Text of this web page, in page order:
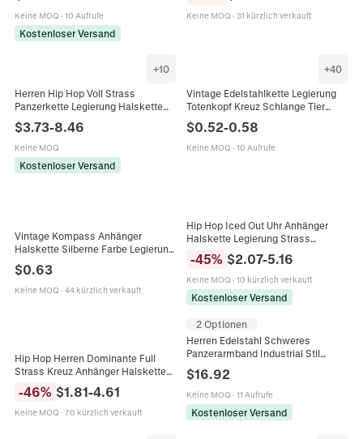
Keine MOQ · 10 Aufrufe
Kostenloser Versand
Keine MOQ · 31 kürzlich verkauft
+10
Herren Hip Hop Voll Strass
Panzerkette Legierung Halskette
Gold Silber Galvanisiert Mode Iced
Out Schmuck Für Männer
$3.73-8.46
Keine MOQ
Kostenloser Versand
+40
Vintage Edelstahlkette Legierung
Totenkopf Kreuz Schlange Tier
Anhänger Halskette Für Herren
Damen Punk Gothic Party
Schmuck
$0.52-0.58
Keine MOQ · 10 Aufrufe
Vintage Kompass Anhänger
Halskette Silberne Farbe Legierung
Schmuck Für Männer Unisex Box
Kette
$0.63
Keine MOQ · 44 kürzlich verkauft
Hip Hop Iced Out Uhr Anhänger
Halskette Legierung Strass
Panzerkette Punk Street Style
Schmuck Für Herren
-45% $2.07-5.16
Keine MOQ · 10 kürzlich verkauft
Kostenloser Versand
Hip Hop Herren Dominante Full
Strass Kreuz Anhänger Halskette
Legierung Eingelegt Iced Out
Schwere Panzerkette
Persönlichkeit Schmuck
-46% $1.81-4.61
Keine MOQ · 70 kürzlich verkauft
2 Optionen
Herren Edelstahl Schweres
Panzerarmband Industrial Stil
Gebürstet Poliert Kastenverschluss
Robustes Streetwear Kette
Schmuck
$16.92
Keine MOQ · 11 Aufrufe
Kostenloser Versand